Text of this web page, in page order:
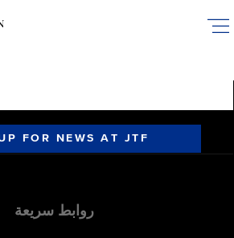
FOR NEWS AT JTF
روابط سريعة